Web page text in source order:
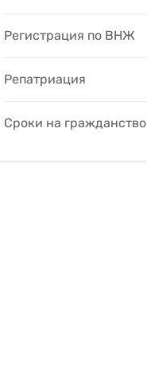
Регистрация по ВНЖ
Репатриация
Сроки на гражданство